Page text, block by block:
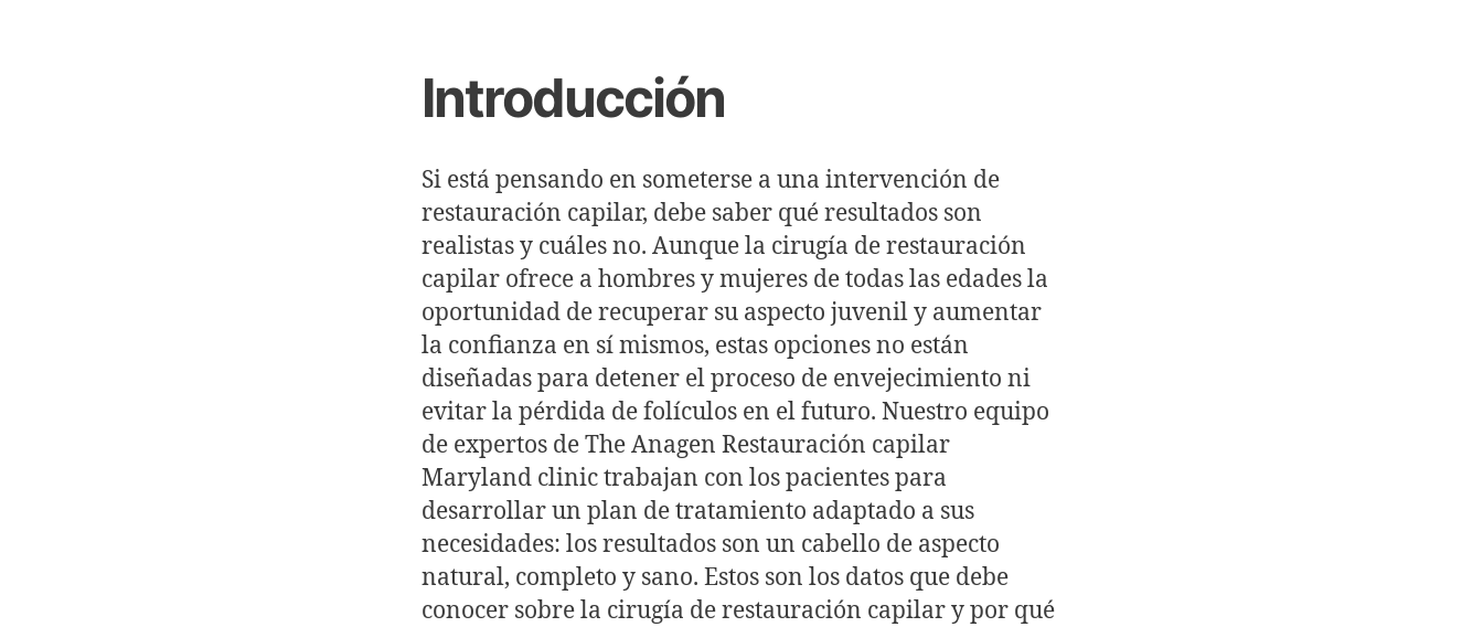
Introducción
Si está pensando en someterse a una intervención de
restauración capilar, debe saber qué resultados son
realistas y cuáles no. Aunque la cirugía de restauración
capilar ofrece a hombres y mujeres de todas las edades la
oportunidad de recuperar su aspecto juvenil y aumentar
la confianza en sí mismos, estas opciones no están
diseñadas para detener el proceso de envejecimiento ni
evitar la pérdida de folículos en el futuro. Nuestro equipo
de expertos de The Anagen Restauración capilar
Maryland clinic trabajan con los pacientes para
desarrollar un plan de tratamiento adaptado a sus
necesidades: los resultados son un cabello de aspecto
natural, completo y sano. Estos son los datos que debe
conocer sobre la cirugía de restauración capilar y por qué